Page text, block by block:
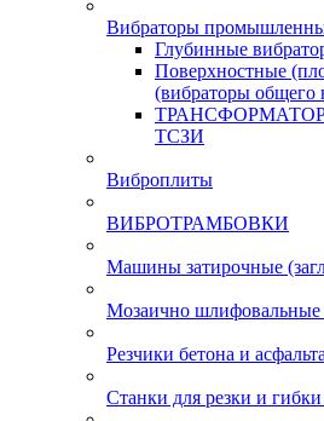
Вибраторы
Глубинные
Поверхностные
(вибраторы общего
ТСЗИ
Виброплиты
ВИБРОТРАМБОВКИ
Машины затирочные
Мозаично
Резчики бетона и асфальта
Станки для резки и